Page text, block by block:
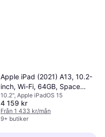
Apple iPad (2021) A13, 10.2-
inch, Wi-Fi, 64GB, Space
Gray
10.2", Apple iPadOS 15
4 159 kr
Från 1 433 kr/mån
9+ butiker